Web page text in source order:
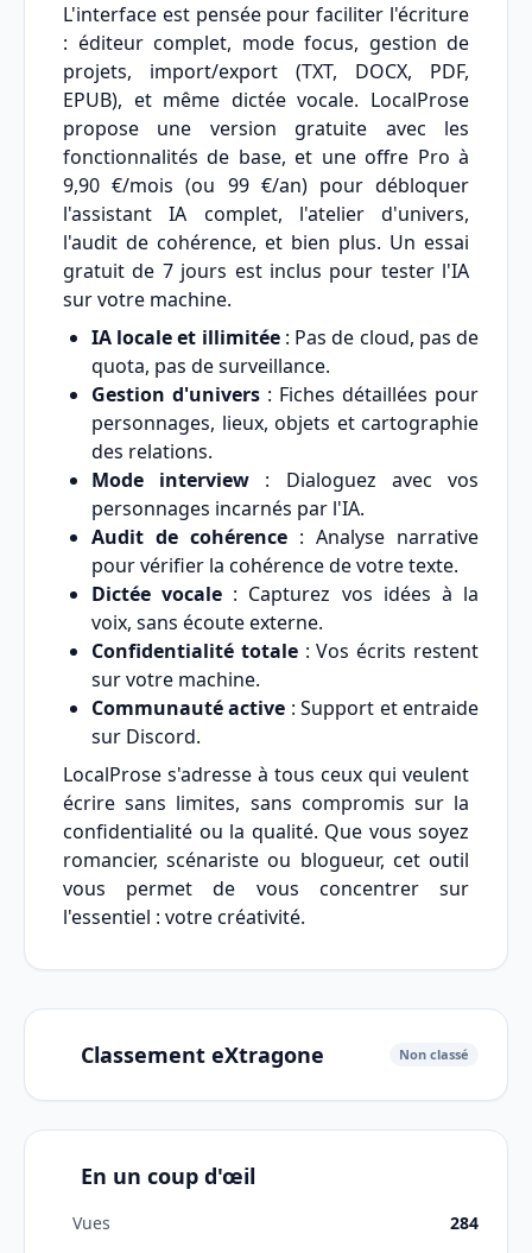
L'interface est pensée pour faciliter l'écriture
: éditeur complet, mode focus, gestion de
projets, import/export (TXT, DOCX, PDF,
EPUB), et même dictée vocale. LocalProse
propose une version gratuite avec les
fonctionnalités de base, et une offre Pro à
9,90 €/mois (ou 99 €/an) pour débloquer
l'assistant IA complet, l'atelier d'univers,
l'audit de cohérence, et bien plus. Un essai
gratuit de 7 jours est inclus pour tester l'IA
sur votre machine.
IA locale et illimitée: Pas de cloud, pas de
quota, pas de surveillance.
Gestion d'univers : Fiches détaillées pour
personnages, lieux, objets et cartographie
des relations.
Mode interview : Dialoguez avec vos
personnages incarnés par l'IA.
Audit de cohérence : Analyse narrative
pour vérifier la cohérence de votre texte.
Dictée vocale : Capturez vos idées à la
voix, sans écoute externe.
Confidentialité totale: Vos écrits restent
sur votre machine.
Communauté active : Support et entraide
sur Discord.
LocalProse s'adresse à tous ceux qui veulent
écrire sans limites, sans compromis sur la
confidentialité ou la qualité. Que vous soyez
romancier, scénariste ou blogueur, cet outil
vous permet de vous concentrer sur
l'essentiel : votre créativité.
Classement eXtragone Non classé
En un coup d'œil
Vues
284